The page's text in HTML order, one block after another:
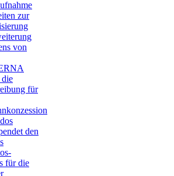
zur
von
für
den
für die